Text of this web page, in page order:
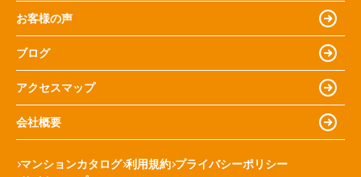
お客様の声
ブログ
アクセスマップ
会社概要
マンションカタログ 利用規約 プライバシーポリシー